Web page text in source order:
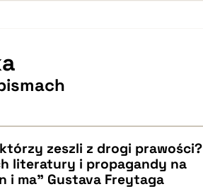
zeszli z drogi prawości?
literatury i propagandy na
i ma" Gustava Freytaga